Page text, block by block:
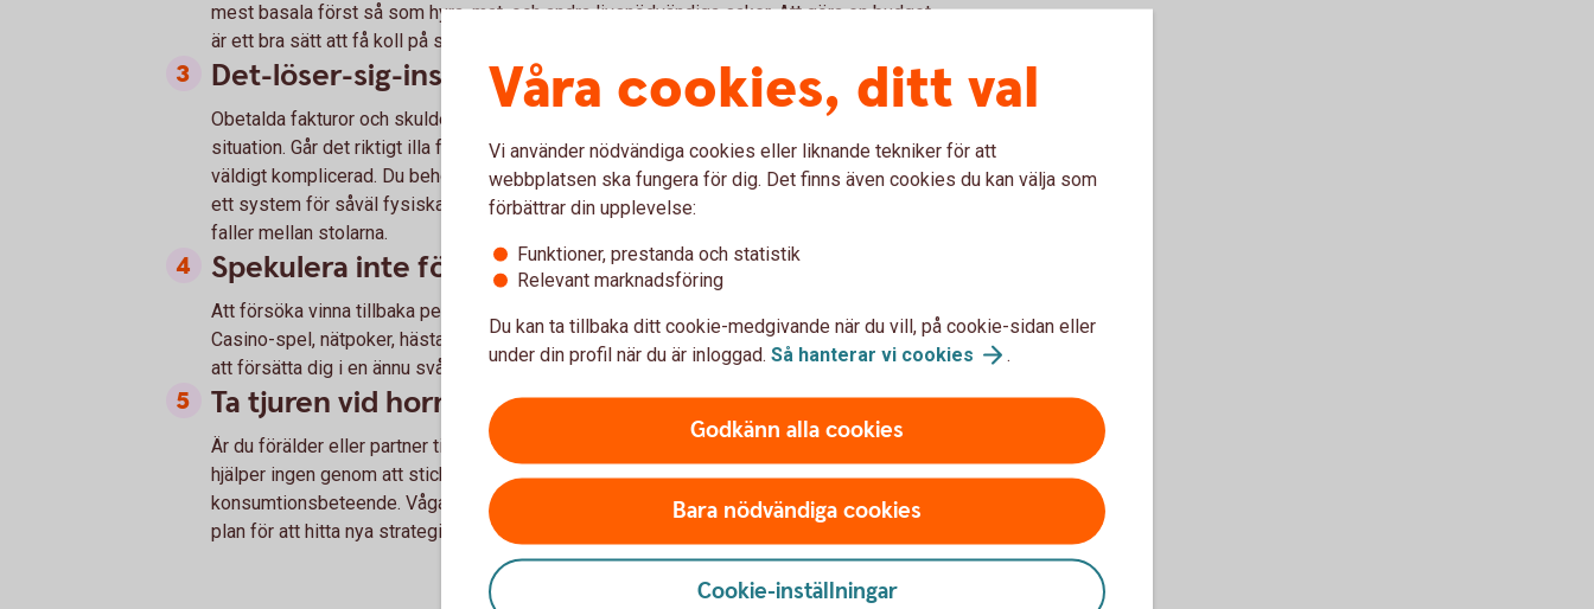
mest basala först så som hyra, mat, och andra livsnödvändiga saker. Att göra en budget
är ett bra sätt att få koll på sin privatekonomi.
Det-löser-sig-inställning till skulder
Obetalda fakturor och skulder blir lätt en dyr historia, som ytterligare förvärrar din
situation. Går det riktigt illa får du en betalningsanmärkning, som kan göra vardagen
väldigt komplicerad. Du behöver helt enkelt ha koll på dina räkningar och fakturor. Skapa
ett system för såväl fysiska pappersräkningar som elektroniska fakturor så att inget
faller mellan stolarna.
Spekulera inte för att vinna tillbaka pengar du förlorat
Att försöka vinna tillbaka pengar du förlorat, eller snabbt behöver få tillgång till, genom
Casino-spel, nätpoker, hästar eller vad helst annat, är aldrig en bra idé. Du riskerar bara
att försätta dig i en ännu svårare situation med ökade skulder som följd.
Ta tjuren vid hornen – våga prata om problemet!
Är du förälder eller partner till en person med ohållbara konsumtions- eller spelvanor. Du
hjälper ingen genom att sticka till extra pengar för att främja ett icke-hållbart
konsumtionsbeteende. Våga ta upp problemet och be om hjälp eller börja spåna på en
plan för att hitta nya strategier.
Våra cookies, ditt val
Vi använder nödvändiga cookies eller liknande tekniker för att
webbplatsen ska fungera för dig. Det finns även cookies du kan välja som
förbättrar din upplevelse:
Funktioner, prestanda och statistik
Relevant marknadsföring
Du kan ta tillbaka ditt cookie-medgivande när du vill, på cookie-sidan eller
under din profil när du är inloggad. Så hanterar vi cookies .
Godkänn alla cookies
Bara nödvändiga cookies
Cookie-inställningar